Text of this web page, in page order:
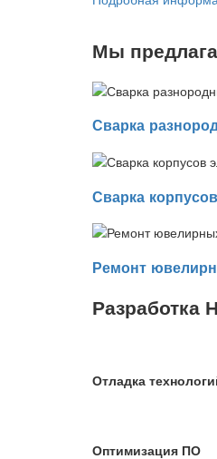
Мы
Сварка
Сварка
Ремонт
Разработка
Отладка
Оптимизация ПО